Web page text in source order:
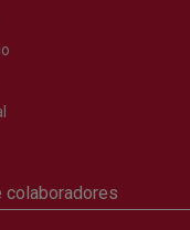
colaboradores